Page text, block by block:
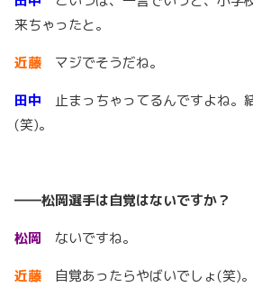
来ちゃったと。
近藤
マジでそうだね。
田中
止まっちゃってるんですよね。
(笑)。
――松岡選手は自覚はないですか？
松岡
ないですね。
近藤
自覚あったらやばいでしょ(笑)。